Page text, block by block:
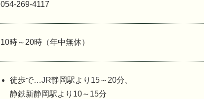
054-269-4117
10時～20時（年中無休）
徒歩で…JR静岡駅より15～20分、
静鉄新静岡駅より10～15分